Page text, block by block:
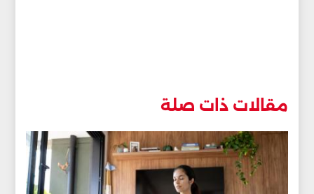
مقالات ذات صلة